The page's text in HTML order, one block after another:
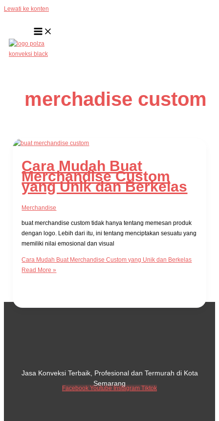
Lewati ke konten
merchadise custom
Cara Mudah Buat
Merchandise Custom
yang Unik dan Berkelas
Merchandise
buat merchandise custom tidak hanya tentang memesan produk
dengan logo. Lebih dari itu, ini tentang menciptakan sesuatu yang
memiliki nilai emosional dan visual
Cara Mudah Buat Merchandise Custom yang Unik dan Berkelas
Read More »
Jasa Konveksi Terbaik, Profesional dan Termurah di Kota
Semarang
Facebook Youtube Instagram Tiktok